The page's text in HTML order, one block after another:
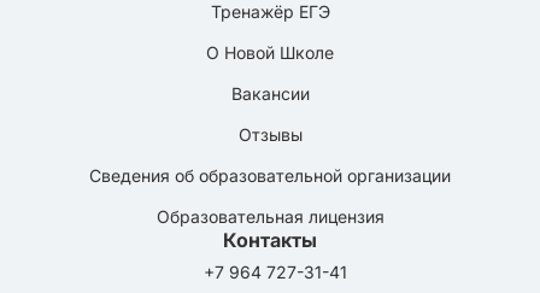
Тренажёр ЕГЭ
О Новой Школе
Вакансии
Отзывы
Сведения об образовательной организации
Образовательная лицензия
Контакты
+7 964 727-31-41